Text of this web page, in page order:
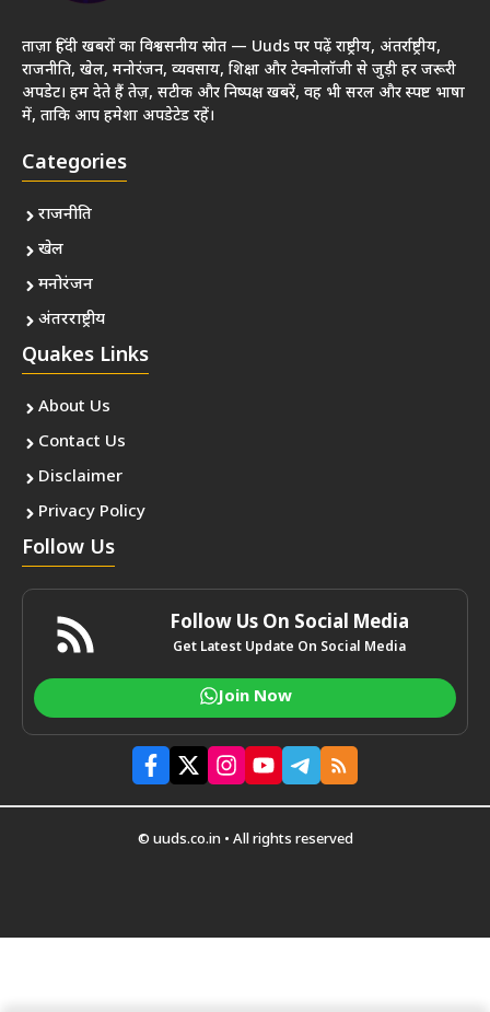
ताज़ा हिंदी खबरों का विश्वसनीय स्रोत — Uuds पर पढ़ें राष्ट्रीय, अंतर्राष्ट्रीय,
राजनीति, खेल, मनोरंजन, व्यवसाय, शिक्षा और टेक्नोलॉजी से जुड़ी हर जरूरी
अपडेट। हम देते हैं तेज़, सटीक और निष्पक्ष खबरें, वह भी सरल और स्पष्ट भाषा
में, ताकि आप हमेशा अपडेटेड रहें।
Categories
राजनीति
खेल
मनोरंजन
अंतरराष्ट्रीय
Quakes Links
About Us
Contact Us
Disclaimer
Privacy Policy
Follow Us
Follow Us On Social Media
Get Latest Update On Social Media
Join Now
© uuds.co.in • All rights reserved